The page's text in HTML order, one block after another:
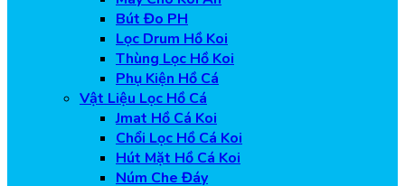
Bút Đo PH
Lọc Drum Hồ Koi
Thùng Lọc Hồ Koi
Phụ Kiện Hồ Cá
Vật Liệu Lọc Hồ Cá
Jmat Hồ Cá Koi
Chổi Lọc Hồ Cá Koi
Hút Mặt Hồ Cá Koi
Núm Che Đáy